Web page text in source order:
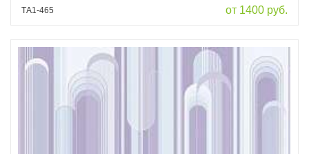
ТА1-465 от 1400 руб.